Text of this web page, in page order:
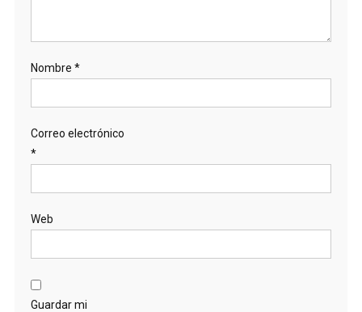
Nombre *
Correo electrónico
*
Web
Guardar mi